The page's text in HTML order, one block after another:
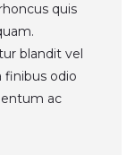
quis
blandit vel
finibus odio
ac